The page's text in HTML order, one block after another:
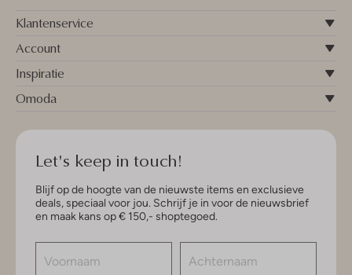
Klantenservice
Account
Inspiratie
Omoda
Let's keep in touch!
Blijf op de hoogte van de nieuwste items en exclusieve
deals, speciaal voor jou. Schrijf je in voor de nieuwsbrief
en maak kans op € 150,- shoptegoed.